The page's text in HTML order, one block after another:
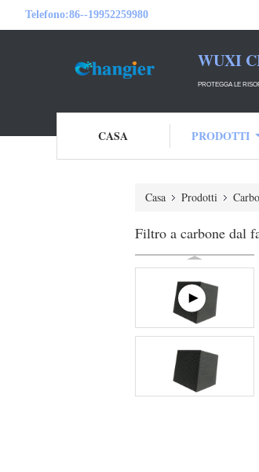
Telefono:86--19952259980
WUXI
PROTEGGA LE
CASA PRODOTTI
Casa Prodotti
Filtro a carbone dal